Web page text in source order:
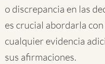
o discrepancia en las
es crucial abordarla
cualquier evidencia
sus afirmaciones.